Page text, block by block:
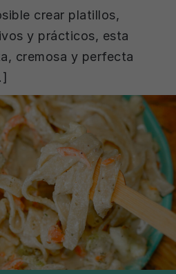
crear platillos,
y prácticos, esta
cremosa y perfecta